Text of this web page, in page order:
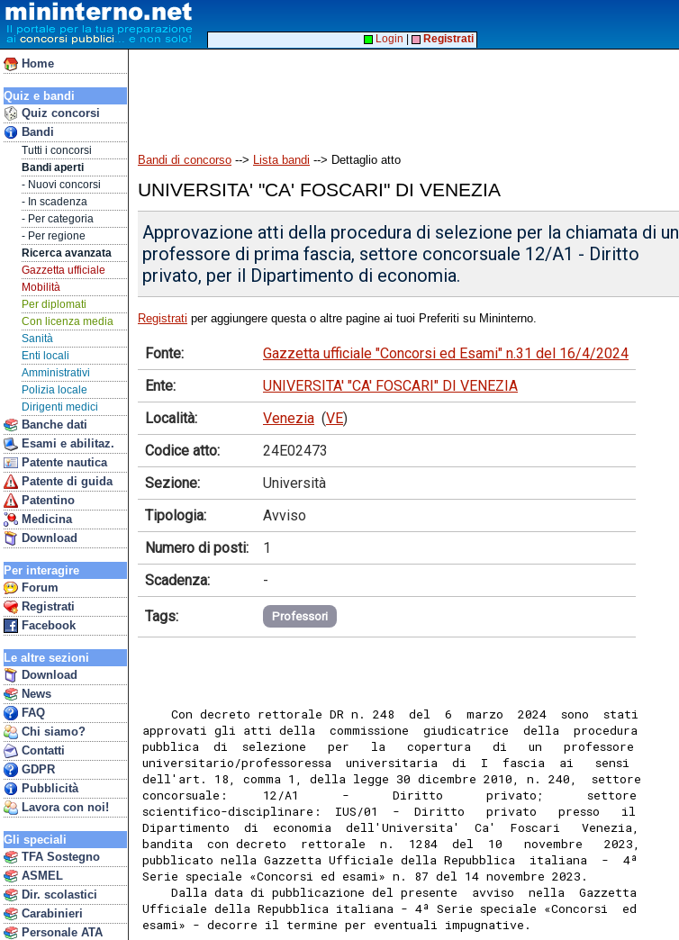
Home
Quiz e bandi
Quiz concorsi
Bandi
Tutti i concorsi
Bandi aperti
- Nuovi concorsi
- In scadenza
- Per categoria
- Per regione
Ricerca avanzata
Gazzetta ufficiale
Mobilità
Per diplomati
Con licenza media
Sanità
Enti locali
Amministrativi
Polizia locale
Dirigenti medici
Banche dati
Esami e abilitaz.
Patente nautica
Patente di guida
Patentino
Medicina
Download
Per interagire
Forum
Registrati
Facebook
Le altre sezioni
Download
News
FAQ
Chi siamo?
Contatti
GDPR
Pubblicità
Lavora con noi!
Gli speciali
TFA Sostegno
ASMEL
Dir. scolastici
Carabinieri
Personale ATA
Login Registrati
Bandi di concorso --> Lista bandi --> Dettaglio atto
UNIVERSITA' "CA' FOSCARI" DI VENEZIA
Approvazione atti della procedura di selezione per la chiamata di un
professore di prima fascia, settore concorsuale 12/A1 - Diritto
privato, per il Dipartimento di economia.
Registrati per aggiungere questa o altre pagine ai tuoi Preferiti su Mininterno.
Fonte:
Gazzetta ufficiale "Concorsi ed Esami" n.31 del 16/4/2024
Ente:
UNIVERSITA' "CA' FOSCARI" DI VENEZIA
Località:
Venezia (VE)
Codice atto:
24E02473
Sezione:
Università
Tipologia:
Avviso
Numero di posti:
1
Scadenza:
-
Tags: Professori
    Con decreto rettorale DR n. 248  del  6  marzo  2024  sono  stati
approvati gli atti della  commissione  giudicatrice  della  procedura
pubblica  di  selezione   per   la   copertura   di   un   professore
universitario/professoressa  universitaria  di  I  fascia  ai   sensi
dell'art. 18, comma 1, della legge 30 dicembre 2010, n. 240,  settore
concorsuale:     12/A1      -      Diritto      privato;      settore
scientifico-disciplinare:  IUS/01  -  Diritto   privato   presso   il
Dipartimento  di  economia  dell'Universita'  Ca'  Foscari   Venezia,
bandita  con decreto  rettorale  n.  1284  del  10   novembre   2023,
pubblicato nella Gazzetta Ufficiale della Repubblica  italiana  -  4ª
Serie speciale «Concorsi ed esami» n. 87 del 14 novembre 2023.
    Dalla data di pubblicazione del presente  avviso  nella  Gazzetta
Ufficiale della Repubblica italiana - 4ª Serie speciale «Concorsi  ed
esami» - decorre il termine per eventuali impugnative.